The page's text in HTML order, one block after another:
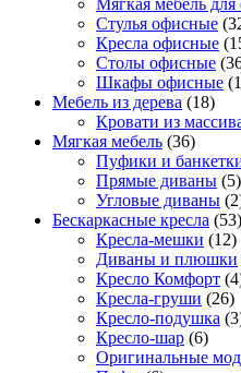
Мягкая мебель для
Стулья офисные
Кресла офисные
Столы офисные
Шкафы офисные
Мебель из дерева (18)
Кровати из
Мягкая мебель (36)
Пуфики и
Прямые диваны (5)
Угловые диваны
Бескаркасные кресла (53)
Кресла-мешки (12)
Диваны и плюшки
Кресло Комфорт
Кресла-груши (26)
Кресло-подушка
Кресло-шар (6)
Оригинальные